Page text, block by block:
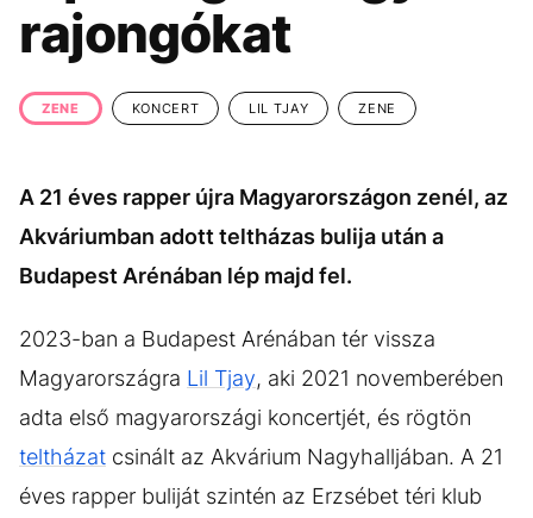
KÖZÉLET
ÉLETMÓD DESIGN
BESZÉLGETÉSEK ARCOK
GASZTRO
rajongókat
ZENE KONCERT LIL TJAY ZENE
A 21 éves rapper újra Magyarországon zenél, az
Akváriumban adott teltházas bulija után a
Budapest Arénában lép majd fel.
2023-ban a Budapest Arénában tér vissza
Magyarországra Lil Tjay, aki 2021 novemberében
adta első magyarországi koncertjét, és rögtön
teltházat csinált az Akvárium Nagyhalljában. A 21
éves rapper buliját szintén az Erzsébet téri klub